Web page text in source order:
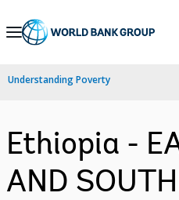
Skip
Navigation
Understanding Poverty
Ethiopia -
AND